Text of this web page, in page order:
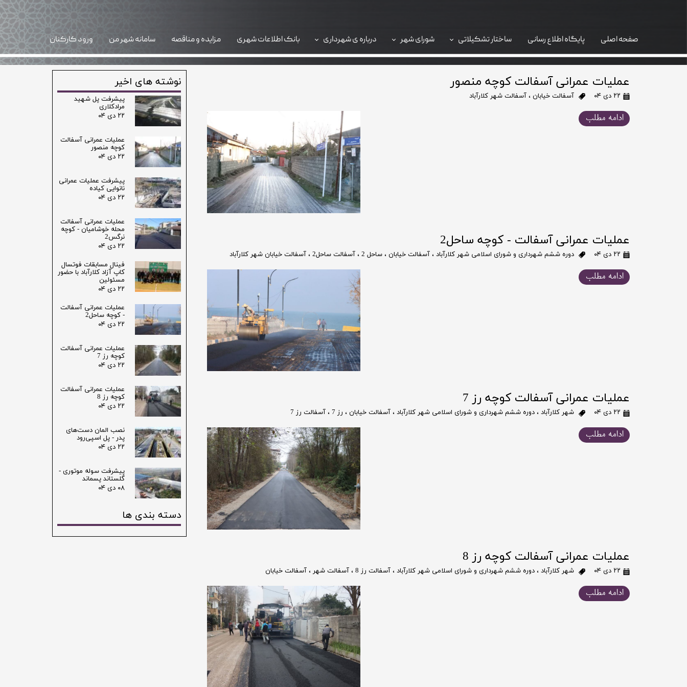
صفحه اصلی پایگاه اطلاع رسانی ساختار تشکیلاتی شورای شهر درباره ی شهرداری بانک اطلاعات شهری مزایده و مناقصه سامانه شهر من ورود کارکنان
عملیات عمرانی آسفالت کوچه منصور
۲۲ دی ۰۴ آسفالت خیابان ، آسفالت شهر کلارآباد
ادامه مطلب
عملیات عمرانی آسفالت - کوچه ساحل2
۲۲ دی ۰۴ دوره ششم شهرداری و شورای اسلامی شهر کلارآباد ، آسفالت خیابان ، ساحل 2 ، آسفالت ساحل2 ، آسفالت خیابان شهر کلارآباد
ادامه مطلب
عملیات عمرانی آسفالت کوچه رز 7
۲۲ دی ۰۴ شهر کلارآباد ، دوره ششم شهرداری و شورای اسلامی شهر کلارآباد ، آسفالت خیابان ، رز 7 ، آسفالت رز 7
ادامه مطلب
عملیات عمرانی آسفالت کوچه رز 8
۲۲ دی ۰۴ شهر کلارآباد ، دوره ششم شهرداری و شورای اسلامی شهر کلارآباد ، آسفالت رز 8 ، آسفالت شهر ، آسفالت خیابان
ادامه مطلب
نوشته های اخیر
پیشرفت پل شهید
مرادکلاری
۲۲ دی ۰۴
عملیات عمرانی آسفالت
کوچه منصور
۲۲ دی ۰۴
پیشرفت عملیات عمرانی
نانوایی کیاده
۲۲ دی ۰۴
عملیات عمرانی آسفالت
محله خوشامیان - کوچه
نرگس2
۲۲ دی ۰۴
فینال مسابقات فوتسال
کاپ آزاد کلارآباد با حضور
مسئولین
۲۲ دی ۰۴
عملیات عمرانی آسفالت
- کوچه ساحل2
۲۲ دی ۰۴
عملیات عمرانی آسفالت
کوچه رز 7
۲۲ دی ۰۴
عملیات عمرانی آسفالت
کوچه رز 8
۲۲ دی ۰۴
نصب المان دست‌های
پدر - پل اسپی‌رود
۲۲ دی ۰۴
پیشرفت سوله موتوری -
گلستاند پسماند
۰۸ دی ۰۴
دسته بندی ها